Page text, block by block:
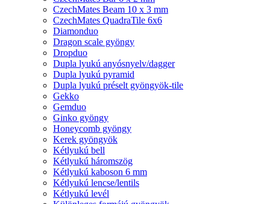
CzechMates Beam 10 x 3 mm
CzechMates QuadraTile 6x6
Diamonduo
Dragon scale gyöngy
Dropduo
Dupla lyukú anyósnyelv/dagger
Dupla lyukú pyramid
Dupla lyukú préselt gyöngyök-tile
Gekko
Gemduo
Ginko gyöngy
Honeycomb gyöngy
Kerek gyöngyök
Kétlyukú bell
Kétlyukú háromszög
Kétlyukú kaboson 6 mm
Kétlyukú lencse/lentils
Kétlyukú levél